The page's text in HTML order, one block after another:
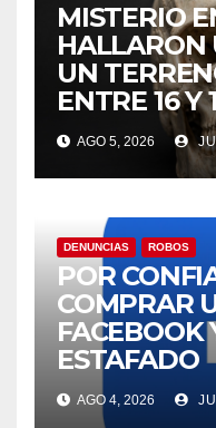
MISTERIO
HALLARON
UN
ENTRE 16 Y
AGO 5, 2026
DENUNCIAS ROBOS
POR
COMPRAR
FACEBOOK
ESTAFADO
AGO 4, 2026